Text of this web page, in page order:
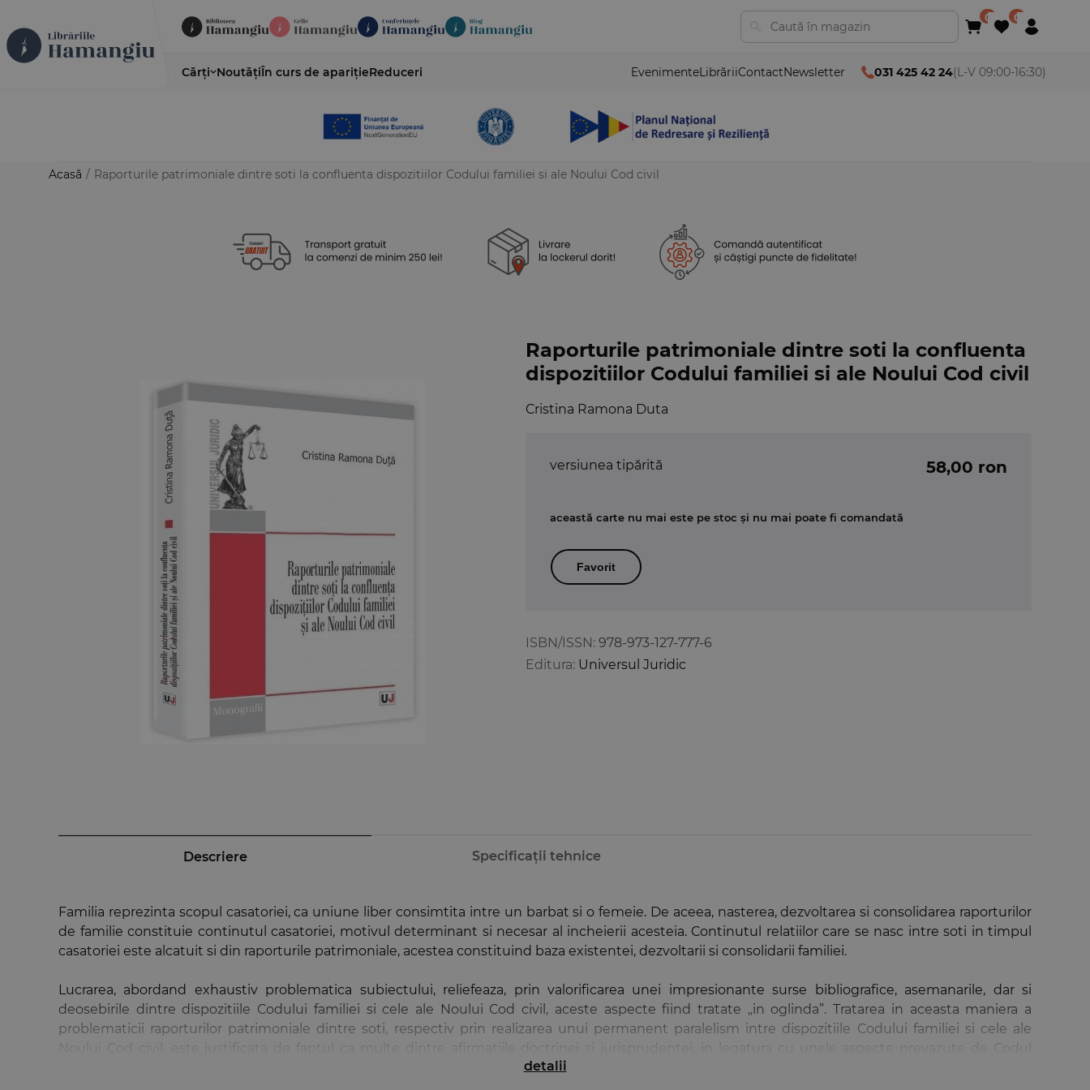
Cărți NoutățiÎn curs de aparițieReduceri EvenimenteLibrăriiContactNewsletter 031 425 42 24(L-V 09:00-16:30)
Acasă / Raporturile patrimoniale dintre soti la confluenta dispozitiilor Codului familiei si ale Noului Cod civil
Raporturile patrimoniale dintre soti la confluenta
dispozitiilor Codului familiei si ale Noului Cod civil
Cristina Ramona Duta
ISBN/ISSN: 978-973-127-777-6
Editura: Universul Juridic
versiunea tipărită 58,00 ron
această carte nu mai este pe stoc și nu mai poate fi comandată
Favorit
Descriere Specificații tehnice
Familia reprezinta scopul casatoriei, ca uniune liber consimtita intre un barbat si o femeie. De aceea, nasterea, dezvoltarea si consolidarea raporturilor
de familie constituie continutul casatoriei, motivul determinant si necesar al incheierii acesteia. Continutul relatiilor care se nasc intre soti in timpul
casatoriei este alcatuit si din raporturile patrimoniale, acestea constituind baza existentei, dezvoltarii si consolidarii familiei.
Lucrarea, abordand exhaustiv problematica subiectului, reliefeaza, prin valorificarea unei impresionante surse bibliografice, asemanarile, dar si
deosebirile dintre dispozitiile Codului familiei si cele ale Noului Cod civil, aceste aspecte fiind tratate „in oglinda”. Tratarea in aceasta maniera a
problematicii raporturilor patrimoniale dintre soti, respectiv prin realizarea unui permanent paralelism intre dispozitiile Codului familiei si cele ale
Noului Cod civil, este justificata de faptul ca multe dintre afirmatiile doctrinei si jurisprudentei, in legatura cu unele aspecte prevazute de Codul
familiei, isi vor pastra actualitatea si pe toata durata de aplicare a Noului Cod civil, studiul acestora fiind astfel tot atat de util si sub imperiului noului act
detalii